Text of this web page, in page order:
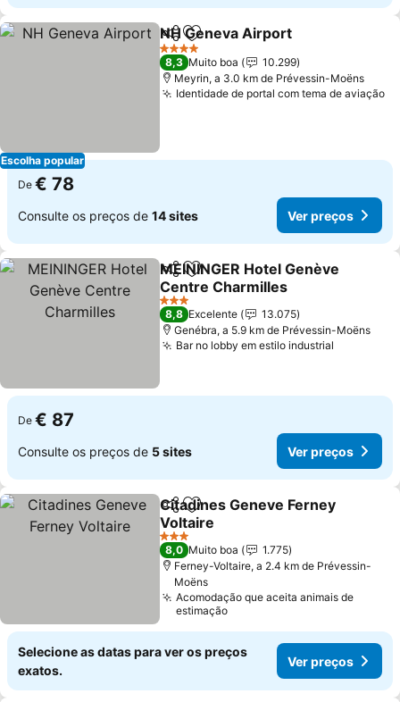
Escolha popular
PartilharAdicionar aos favoritos
NH Geneva Airport
4 Estrelas
8,3 Muito boa
10.299
Meyrin, a 3.0 km de Prévessin-Moëns
Identidade de portal com tema de aviação
De € 78
Consulte os preços de 14 sites Ver preços
PartilharAdicionar aos favoritos
MEININGER Hotel Genève
Centre Charmilles
Ver preços
3 Estrelas
8,8 Excelente
13.075
Genébra, a 5.9 km de Prévessin-Moëns
Bar no lobby em estilo industrial
De € 87
Consulte os preços de 5 sites Ver preços
PartilharAdicionar aos favoritos
Citadines Geneve Ferney
Voltaire
Ver preços
3 Estrelas
8,0 Muito boa
1.775
Ferney-Voltaire, a 2.4 km de Prévessin-
Moëns
Acomodação que aceita animais de
estimação
Selecione as datas para ver os preços
exatos.
Ver preços